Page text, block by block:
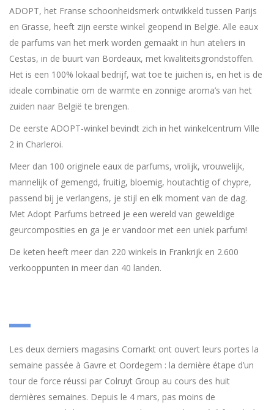
ADOPT, het Franse schoonheidsmerk ontwikkeld tussen Parijs
en Grasse, heeft zijn eerste winkel geopend in België. Alle eaux
de parfums van het merk worden gemaakt in hun ateliers in
Cestas, in de buurt van Bordeaux, met kwaliteitsgrondstoffen.
Het is een 100% lokaal bedrijf, wat toe te juichen is, en het is de
ideale combinatie om de warmte en zonnige aroma’s van het
zuiden naar België te brengen.
De eerste ADOPT-winkel bevindt zich in het winkelcentrum Ville
2 in Charleroi.
Meer dan 100 originele eaux de parfums, vrolijk, vrouwelijk,
mannelijk of gemengd, fruitig, bloemig, houtachtig of chypre,
passend bij je verlangens, je stijl en elk moment van de dag.
Met Adopt Parfums betreed je een wereld van geweldige
geurcomposities en ga je er vandoor met een uniek parfum!
De keten heeft meer dan 220 winkels in Frankrijk en 2.600
verkooppunten in meer dan 40 landen.
Les deux derniers magasins Comarkt ont ouvert leurs portes la
semaine passée à Gavre et Oordegem : la dernière étape d’un
tour de force réussi par Colruyt Group au cours des huit
dernières semaines. Depuis le 4 mars, pas moins de